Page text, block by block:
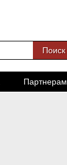
Партнерам